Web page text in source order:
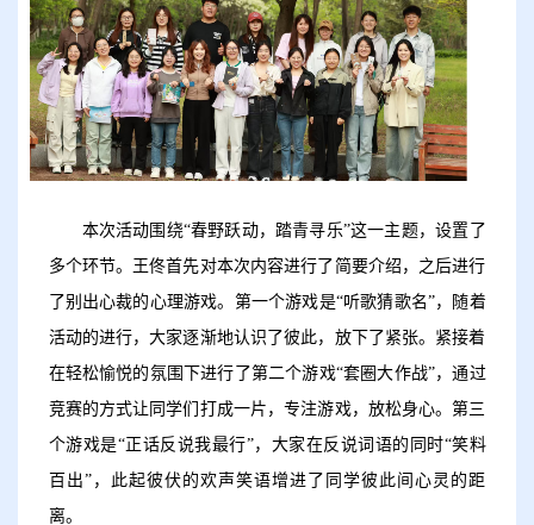
本次活动围绕“春野跃动，踏青寻乐”这一主题，设置了
多个环节。王佟首先对本次内容进行了简要介绍，之后进行
了别出心裁的心理游戏。第一个游戏是“听歌猜歌名”，随着
活动的进行，大家逐渐地认识了彼此，放下了紧张。紧接着
在轻松愉悦的氛围下进行了第二个游戏“套圈大作战”，通过
竞赛的方式让同学们打成一片，专注游戏，放松身心。第三
个游戏是“正话反说我最行”，大家在反说词语的同时“笑料
百出”，此起彼伏的欢声笑语增进了同学彼此间心灵的距
离。